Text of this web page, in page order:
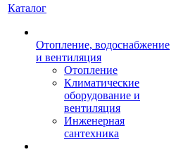
Каталог
Отопление, водоснабжение
и вентиляция
Отопление
Климатические
оборудование и
вентиляция
Инженерная
сантехника